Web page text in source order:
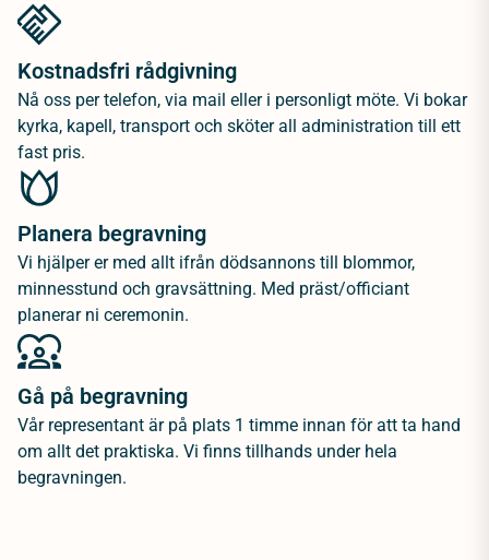
Kostnadsfri rådgivning
Nå oss per telefon, via mail eller i personligt möte. Vi bokar
kyrka, kapell, transport och sköter all administration till ett
fast pris.
Planera begravning
Vi hjälper er med allt ifrån dödsannons till blommor,
minnesstund och gravsättning. Med präst/officiant
planerar ni ceremonin.
Gå på begravning
Vår representant är på plats 1 timme innan för att ta hand
om allt det praktiska. Vi finns tillhands under hela
begravningen.